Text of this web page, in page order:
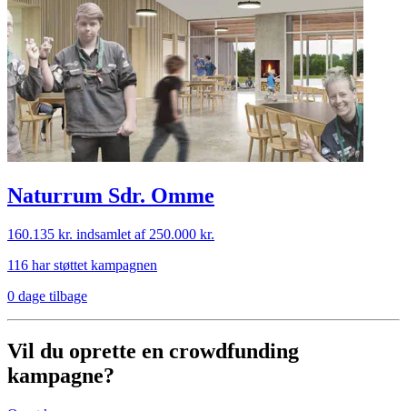
Naturrum Sdr. Omme
160.135 kr. indsamlet af 250.000 kr.
116 har støttet kampagnen
0 dage tilbage
Vil du oprette en crowdfunding
kampagne?